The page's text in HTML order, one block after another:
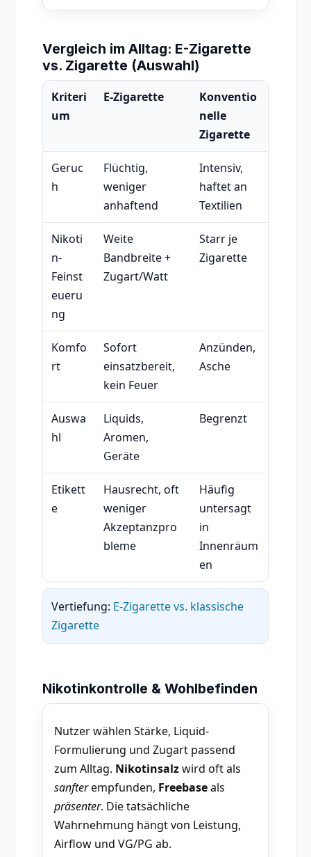
Vergleich im Alltag: E-Zigarette
vs. Zigarette (Auswahl)
Kriteri
um
E-Zigarette
Konventio
nelle
Zigarette
Geruc
h
Flüchtig,
weniger
anhaftend
Intensiv,
haftet an
Textilien
Nikoti
n-
Feinst
eueru
ng
Weite
Bandbreite +
Zugart/Watt
Starr je
Zigarette
Komfo
rt
Sofort
einsatzbereit,
kein Feuer
Anzünden,
Asche
Auswa
hl
Liquids,
Aromen,
Geräte
Begrenzt
Etikett
e
Hausrecht, oft
weniger
Akzeptanzpro
bleme
Häufig
untersagt
in
Innenräum
en
Vertiefung: E-Zigarette vs. klassische
Zigarette
Nikotinkontrolle & Wohlbefinden
Nutzer wählen Stärke, Liquid-
Formulierung und Zugart passend
zum Alltag. Nikotinsalzwird oft als
sanfterempfunden, Freebaseals
präsenter. Die tatsächliche
Wahrnehmung hängt von Leistung,
Airflow und VG/PG ab.